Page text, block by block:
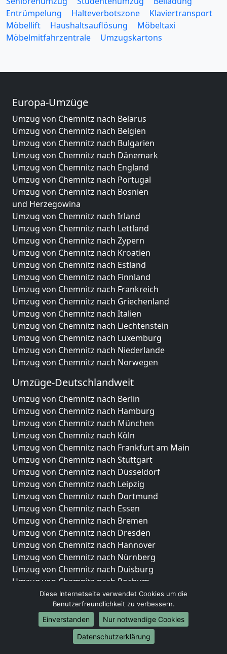
Entrümpelung
Halteverbotszone
Klaviertransport
Möbellift
Haushaltsauflösung
Möbeltaxi
Möbelmitfahrzentrale
Umzugskartons
Europa-Umzüge
Umzug von Chemnitz nach Belarus
Umzug von Chemnitz nach Belgien
Umzug von Chemnitz nach Bulgarien
Umzug von Chemnitz nach Dänemark
Umzug von Chemnitz nach England
Umzug von Chemnitz nach Portugal
Umzug von Chemnitz nach Bosnien
und Herzegowina
Umzug von Chemnitz nach Irland
Umzug von Chemnitz nach Lettland
Umzug von Chemnitz nach Zypern
Umzug von Chemnitz nach Kroatien
Umzug von Chemnitz nach Estland
Umzug von Chemnitz nach Finnland
Umzug von Chemnitz nach Frankreich
Umzug von Chemnitz nach Griechenland
Umzug von Chemnitz nach Italien
Umzug von Chemnitz nach Liechtenstein
Umzug von Chemnitz nach Luxemburg
Umzug von Chemnitz nach Niederlande
Umzug von Chemnitz nach Norwegen
Umzüge-Deutschlandweit
Umzug von Chemnitz nach Berlin
Umzug von Chemnitz nach Hamburg
Umzug von Chemnitz nach München
Umzug von Chemnitz nach Köln
Umzug von Chemnitz nach Frankfurt am Main
Umzug von Chemnitz nach Stuttgart
Umzug von Chemnitz nach Düsseldorf
Umzug von Chemnitz nach Leipzig
Umzug von Chemnitz nach Dortmund
Umzug von Chemnitz nach Essen
Umzug von Chemnitz nach Bremen
Umzug von Chemnitz nach Dresden
Umzug von Chemnitz nach Hannover
Umzug von Chemnitz nach Nürnberg
Umzug von Chemnitz nach Duisburg
Umzug von Chemnitz nach Bochum
Umzug von Chemnitz nach Wuppertal
Umzug von Chemnitz nach Bielefeld
Umzug von Chemnitz nach Bonn
Umzug von Chemnitz nach Münster
Diese Internetseite verwendet Cookies um die
Benutzerfreundlichkeit zu verbessern.
Einverstanden
Nur notwendige Cookies
Datenschutzerklärung